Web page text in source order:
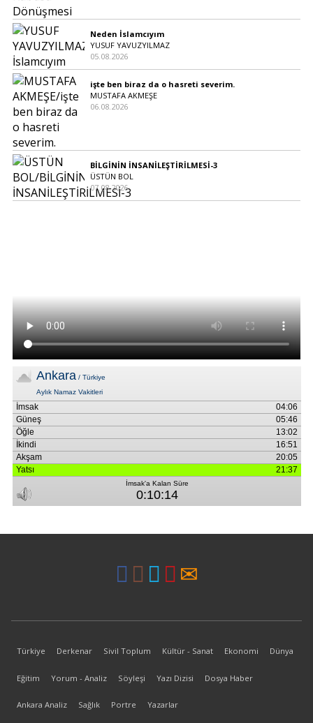
Neden İslamcıyım
YUSUF YAVUZYILMAZ
05.08.2026
işte ben biraz da o hasreti severim.
MUSTAFA AKMEŞE
06.08.2026
BİLGİNİN İNSANİLEŞTİRİLMESİ-3
ÜSTÜN BOL
07.08.2026
Türkiye Derkenar Sivil Toplum Kültür - Sanat Ekonomi Dünya
Eğitim Yorum - Analiz Söyleşi Yazı Dizisi Dosya Haber
Ankara Analiz Sağlık Portre Yazarlar